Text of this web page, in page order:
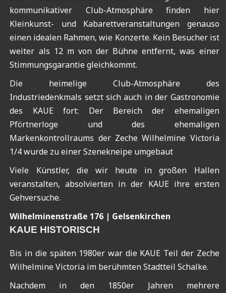
kommunikativer Club-Atmosphäre finden hier
Kleinkunst- und Kabarettveranstaltungen genauso
einen idealen Rahmen, wie Konzerte. Kein Besucher ist
weiter als 12 m von der Bühne entfernt, was einer
Stimmungsgarantie gleichkommt.
Die heimelige Club-Atmosphäre des
Industriedenkmals setzt sich auch in der Gastronomie
des KAUE fort: Der Bereich der ehemaligen
Pförtnerloge und des ehemaligen
Markenkontrollraums der Zeche Wilhelmine Victoria
1/4 wurde zu einer Szenekneipe umgebaut
Viele Künstler, die wir heute in großen Hallen
veranstalten, absolvierten in der KAUE ihre ersten
Gehversuche.
Wilhelminenstraße 176 | Gelsenkirchen
KAUE HISTORISCH
Bis in die späten 1980er war die KAUE Teil der Zeche
Wilhelmine Victoria im berühmten Stadtteil Schalke.
Nachdem in den 1850er Jahren mehrere